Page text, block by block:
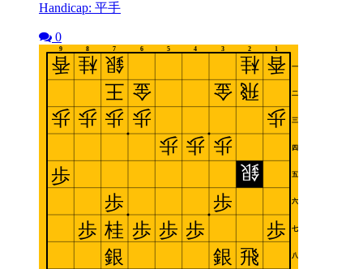
Handicap: 平手
0